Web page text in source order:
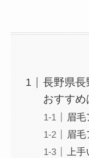
長野県長
おすすめ
眉毛
眉毛
上